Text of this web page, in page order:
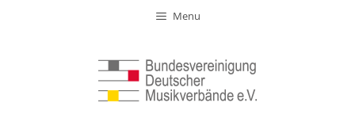
Menu